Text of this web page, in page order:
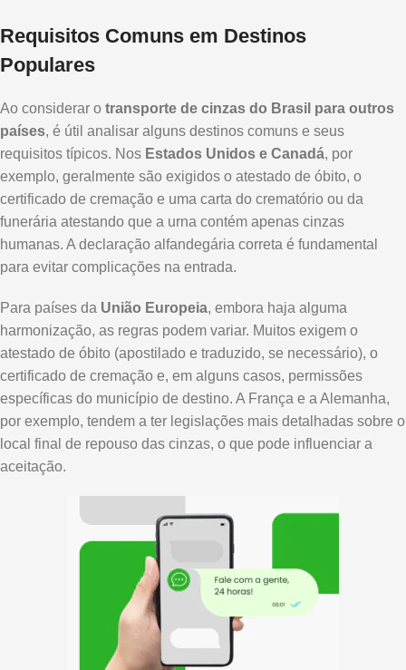
Requisitos Comuns em Destinos
Populares
Ao considerar o transporte de cinzas do Brasil para outros
países, é útil analisar alguns destinos comuns e seus
requisitos típicos. Nos Estados Unidos e Canadá, por
exemplo, geralmente são exigidos o atestado de óbito, o
certificado de cremação e uma carta do crematório ou da
funerária atestando que a urna contém apenas cinzas
humanas. A declaração alfandegária correta é fundamental
para evitar complicações na entrada.
Para países da União Europeia, embora haja alguma
harmonização, as regras podem variar. Muitos exigem o
atestado de óbito (apostilado e traduzido, se necessário), o
certificado de cremação e, em alguns casos, permissões
específicas do município de destino. A França e a Alemanha,
por exemplo, tendem a ter legislações mais detalhadas sobre o
local final de repouso das cinzas, o que pode influenciar a
aceitação.